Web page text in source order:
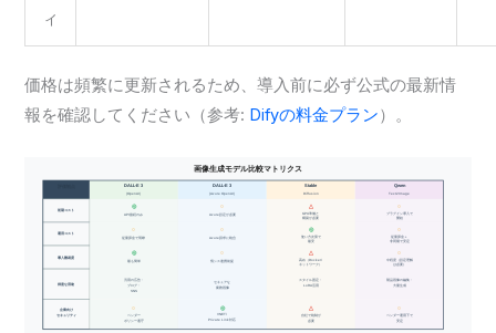
ィ
価格は頻繁に更新されるため、導入前に必ず公式の最新情
報を確認してください（参考: Difyの料金プラン）。